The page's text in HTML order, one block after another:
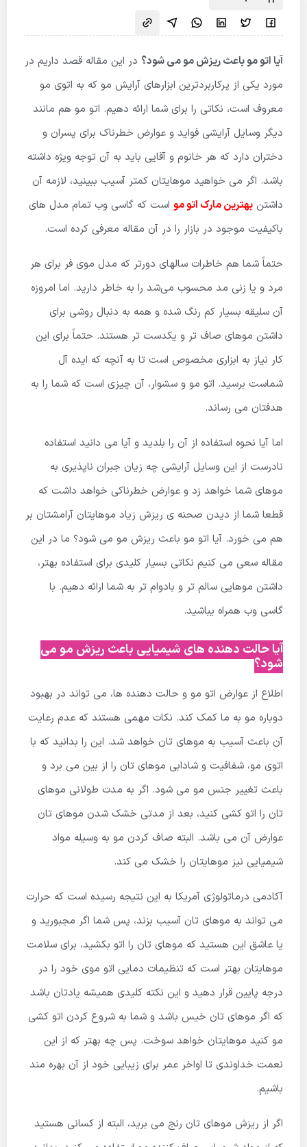
آیا اتو مو باعث ریزش مو می شود؟ در این مقاله قصد داریم در
مورد یکی از پرکاربردترین ابزارهای آرایش مو که به اتوی مو
معروف است، نکاتی را برای شما ارائه دهیم. اتو مو هم مانند
دیگر وسایل آرایشی فواید و عوارض خطرناک برای پسران و
دختران دارد که هر خانوم و آقایی باید به آن توجه ویژه داشته
باشد. اگر می خواهید موهایتان کمتر آسیب ببینید، لازمه آن
داشتن بهترین مارک اتو مو است که گاسی وب تمام مدل های
باکیفیت موجود در بازار را در آن مقاله معرفی کرده است.
حتماً شما هم خاطرات سالهای دورتر که مدل موی فر برای هر
مرد و یا زنی مد محسوب می‌شد را به خاطر دارید. اما امروزه
آن سلیقه بسیار کم رنگ شده و همه به دنبال روشی برای
داشتن موهای صاف تر و یکدست تر هستند. حتماً برای این
کار نیاز به ابزاری مخصوص است تا به آنچه که ایده آل
شماست برسید. اتو مو و سشوار، آن چیزی است که شما را به
هدفتان می رساند.
اما آیا نحوه استفاده از آن را بلدید و آیا می دانید استفاده
نادرست از این وسایل آرایشی چه زیان جبران ناپذیری به
موهای شما خواهد زد و عوارض خطرناکی خواهد داشت که
قطعا شما از دیدن صحنه ی ریزش زیاد موهایتان آرامشتان بر
هم می خورد. آیا اتو مو باعث ریزش مو می شود؟ ما در این
مقاله سعی می کنیم نکاتی بسیار کلیدی برای استفاده بهتر،
داشتن موهایی سالم تر و بادوام تر به شما ارائه دهیم. با
گاسی وب همراه یباشید.
آیا حالت دهنده های شیمیایی باعث ریزش مو می
شود؟
اطلاع از عوارض اتو مو و حالت دهنده ها، می تواند در بهبود
دوباره مو به ما کمک کند. نکات مهمی هستند که عدم رعایت
آن باعث آسیب به موهای تان خواهد شد. این را بدانید که با
اتوی مو، شفافیت و شادابی موهای تان را از بین می برد و
باعث تغییر جنس مو می شود. اگر به مدت طولانی موهای
تان را اتو کشی کنید، بعد از مدتی خشک شدن موهای تان
عوارض آن می باشد. البته صاف کردن مو به وسیله مواد
شیمیایی نیز موهایتان را خشک می کند.
آکادمی درماتولوژی آمریکا به این نتیجه رسیده است که حرارت
می تواند به موهای تان آسیب بزند، پس شما اگر مجبورید و
یا عاشق این هستید که موهای تان را اتو بکشید، برای سلامت
موهایتان بهتر است که تنظیمات دمایی اتو موی خود را در
درجه پایین قرار دهید و این نکته کلیدی همیشه یادتان باشد
که اگر موهای تان خیس باشد و شما به شروع کردن اتو کشی
مو کنید موهایتان خواهد سوخت. پس چه بهتر که از این
نعمت خداوندی تا اواخر عمر برای زیبایی خود از آن بهره مند
باشیم.
اگر از ریزش موهای تان رنج می برید، البته از کسانی هستید